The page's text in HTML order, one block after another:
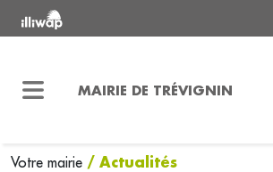
MAIRIE DE TRÉVIGNIN
Votre mairie / Actualités